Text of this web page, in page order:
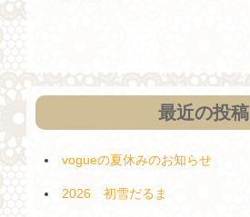
ン
最近の投稿
vogueの夏休みのお知らせ
2026 初雪だるま